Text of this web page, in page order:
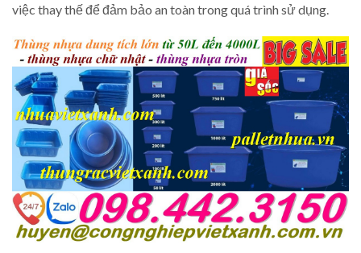
việc thay thế để đảm bảo an toàn trong quá trình sử dụng.